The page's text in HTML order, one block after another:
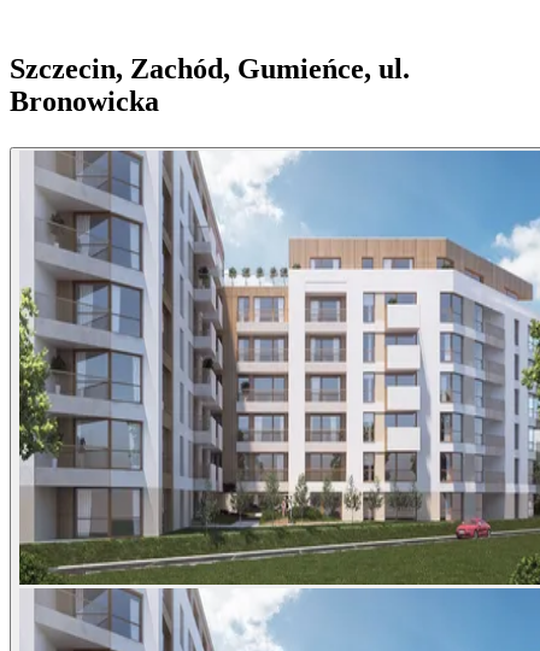
Szczecin, Zachód, Gumieńce, ul.
Bronowicka